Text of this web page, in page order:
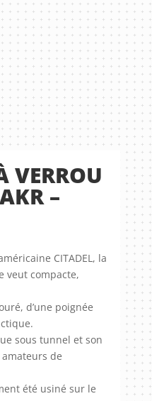
VERROU
–
CITADEL, la
veut compacte,
d’une poignée
sous tunnel et son
de
été usiné sur le